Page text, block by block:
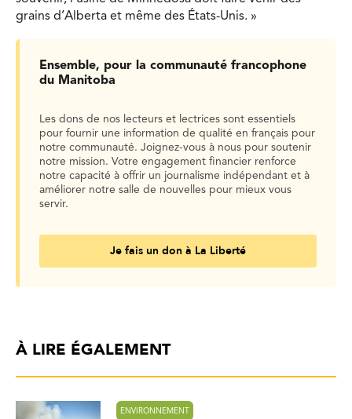
grains d’Alberta et même des États-Unis. »
Ensemble, pour la communauté francophone
du Manitoba
Les dons de nos lecteurs et lectrices sont essentiels
pour fournir une information de qualité en français pour
notre communauté. Joignez-vous à nous pour soutenir
notre mission. Votre engagement financier renforce
notre capacité à offrir un journalisme indépendant et à
améliorer notre salle de nouvelles pour mieux vous
servir.
Je fais un don à La Liberté
À LIRE ÉGALEMENT
ENVIRONNEMENT